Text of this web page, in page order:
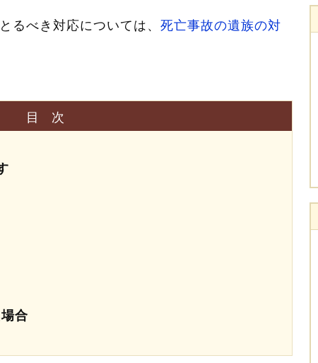
るべき対応については、 死亡事故の遺族の対
目次
合